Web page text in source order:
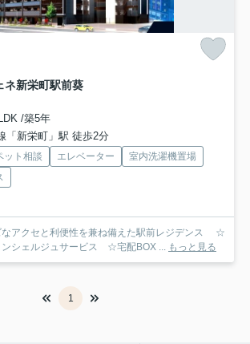
新栄町駅前葵
/築5年
「新栄町」駅 徒歩2分
ット相談 エレベーター
室内洗濯機置場
アクセと利便性を兼ね備えた駅前レジデンス ☆
シェルジュサービス ☆宅配BOX ... もっと見る
1